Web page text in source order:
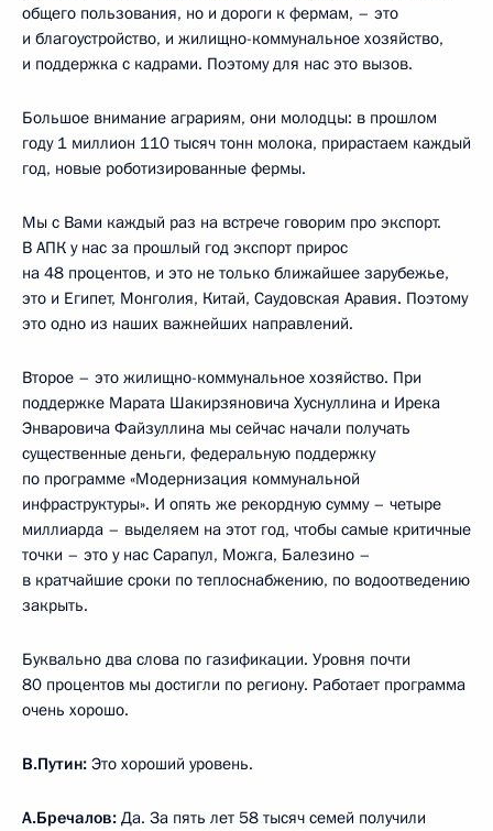
общего пользования, но и дороги к фермам, – это
и благоустройство, и жилищно-коммунальное хозяйство,
и поддержка с кадрами. Поэтому для нас это вызов.
Большое внимание аграриям, они молодцы: в прошлом
году 1 миллион 110 тысяч тонн молока, прирастаем каждый
год, новые роботизированные фермы.
Мы с Вами каждый раз на встрече говорим про экспорт.
В АПК у нас за прошлый год экспорт прирос
на 48 процентов, и это не только ближайшее зарубежье,
это и Египет, Монголия, Китай, Саудовская Аравия. Поэтому
это одно из наших важнейших направлений.
Второе – это жилищно-коммунальное хозяйство. При
поддержке Марата Шакирзяновича Хуснуллина и Ирека
Энваровича Файзуллина мы сейчас начали получать
существенные деньги, федеральную поддержку
по программе «Модернизация коммунальной
инфраструктуры». И опять же рекордную сумму – четыре
миллиарда – выделяем на этот год, чтобы самые критичные
точки – это у нас Сарапул, Можга, Балезино –
в кратчайшие сроки по теплоснабжению, по водоотведению
закрыть.
Буквально два слова по газификации. Уровня почти
80 процентов мы достигли по региону. Работает программа
очень хорошо.
В.Путин: Это хороший уровень.
А.Бречалов: Да. За пять лет 58 тысяч семей получили